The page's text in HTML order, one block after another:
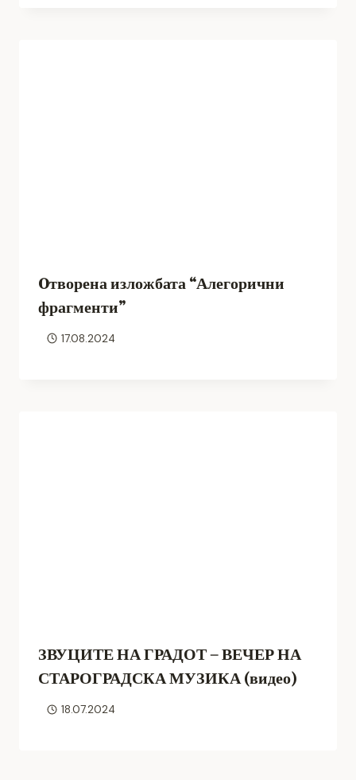
Oтворена изложбата “Алегорични
фрагменти”
17.08.2024
ЗВУЦИТЕ НА ГРАДОТ – ВЕЧЕР НА
СТАРОГРАДСКА МУЗИКА (видео)
18.07.2024